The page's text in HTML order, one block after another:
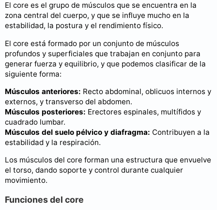
El core es el grupo de músculos que se encuentra en la
zona central del cuerpo, y que se influye mucho en la
estabilidad, la postura y el rendimiento físico.
El core está formado por un conjunto de músculos
profundos y superficiales que trabajan en conjunto para
generar fuerza y equilibrio, y que podemos clasificar de la
siguiente forma:
Músculos anteriores: Recto abdominal, oblicuos internos y
externos, y transverso del abdomen.
Músculos posteriores: Erectores espinales, multífidos y
cuadrado lumbar.
Músculos del suelo pélvico y diafragma: Contribuyen a la
estabilidad y la respiración.
Los músculos del core forman una estructura que envuelve
el torso, dando soporte y control durante cualquier
movimiento.
Funciones del core